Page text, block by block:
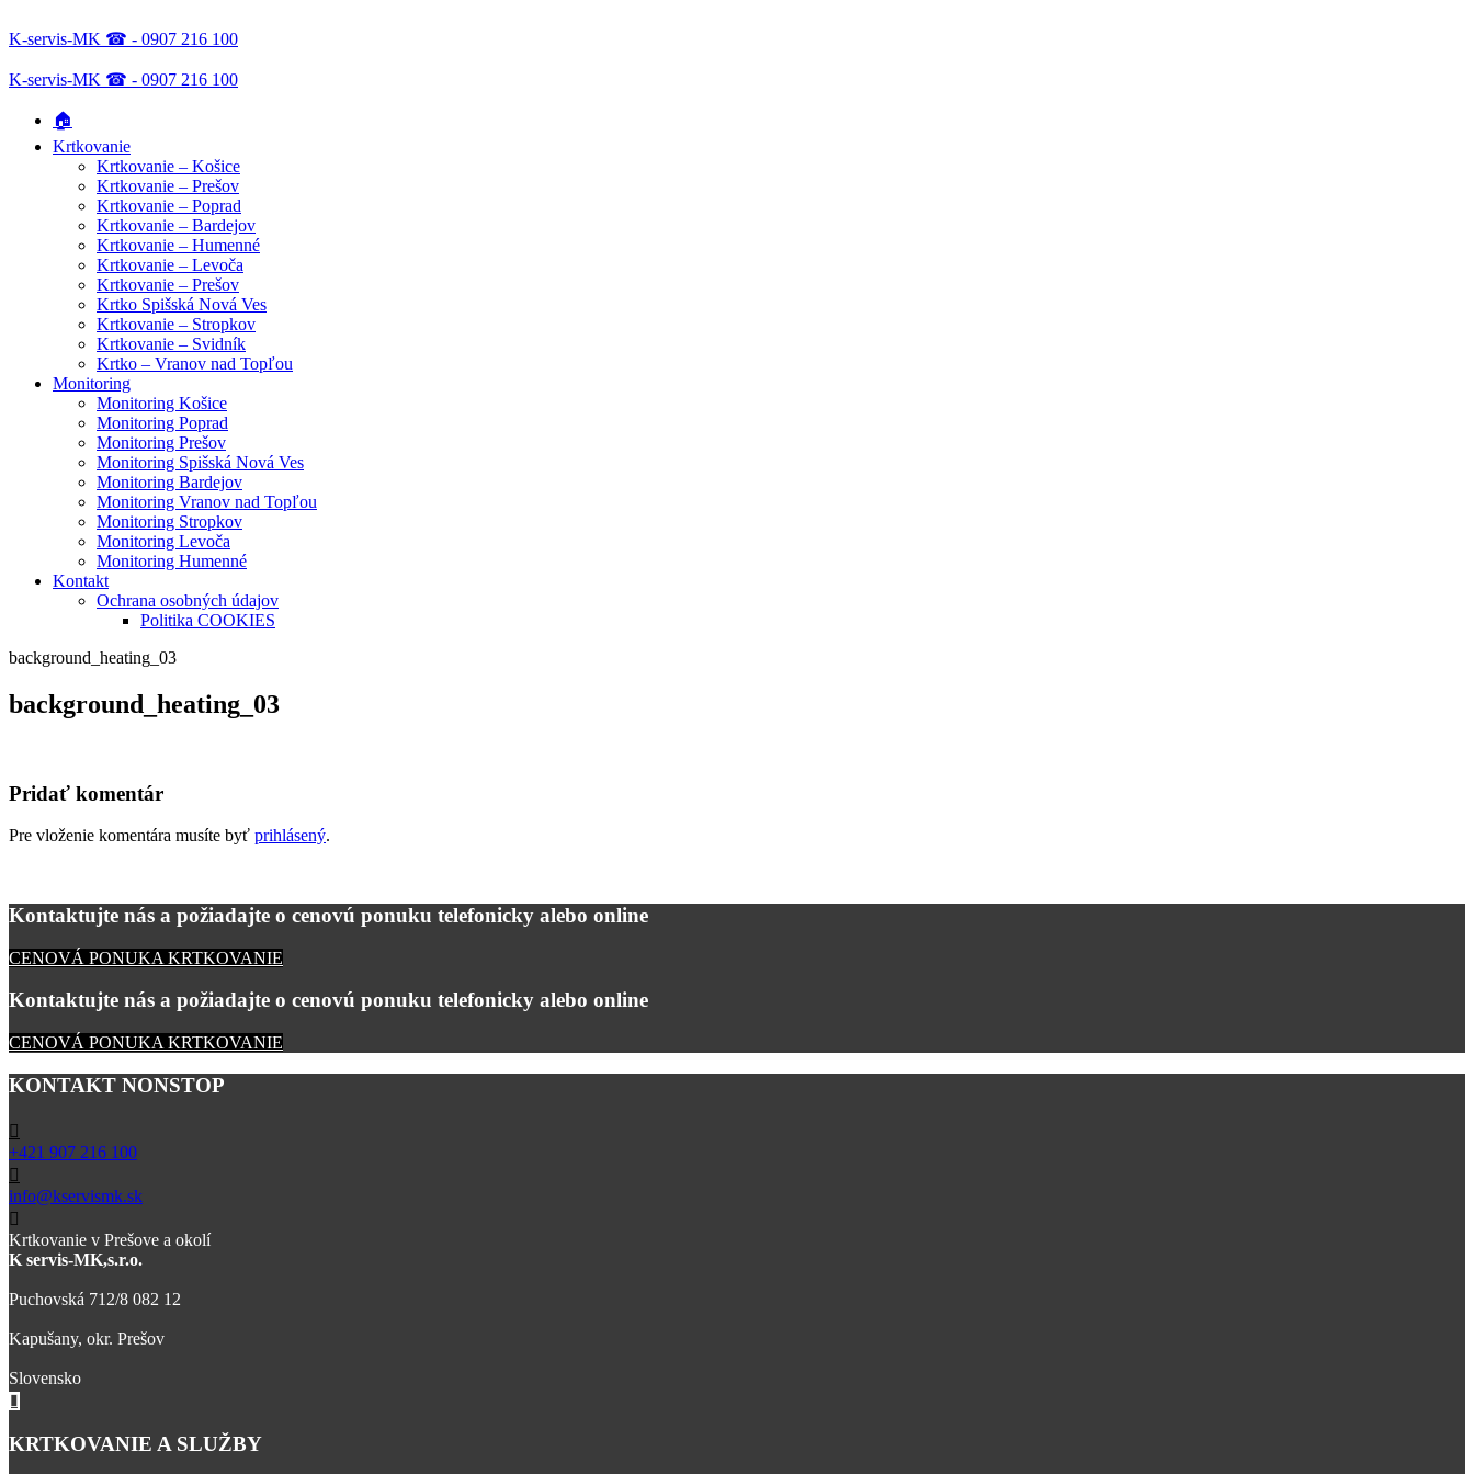
K-servis-MK ☎ - 0907 216 100
K-servis-MK ☎ - 0907 216 100
🏠
Krtkovanie
Krtkovanie – Košice
Krtkovanie – Prešov
Krtkovanie – Poprad
Krtkovanie – Bardejov
Krtkovanie – Humenné
Krtkovanie – Levoča
Krtkovanie – Prešov
Krtko Spišská Nová Ves
Krtkovanie – Stropkov
Krtkovanie – Svidník
Krtko – Vranov nad Topľou
Monitoring
Monitoring Košice
Monitoring Poprad
Monitoring Prešov
Monitoring Spišská Nová Ves
Monitoring Bardejov
Monitoring Vranov nad Topľou
Monitoring Stropkov
Monitoring Levoča
Monitoring Humenné
Kontakt
Ochrana osobných údajov
Politika COOKIES
background_heating_03
background_heating_03
Pridať komentár
Pre vloženie komentára musíte byť prihlásený.
Kontaktujte nás a požiadajte o cenovú ponuku telefonicky alebo online
CENOVÁ PONUKA KRTKOVANIE
Kontaktujte nás a požiadajte o cenovú ponuku telefonicky alebo online
CENOVÁ PONUKA KRTKOVANIE
KONTAKT NONSTOP
+421 907 216 100
info@kservismk.sk
Krtkovanie v Prešove a okolí
K servis-MK,s.r.o.
Puchovská 712/8 082 12
Kapušany, okr. Prešov
Slovensko
KRTKOVANIE A SLUŽBY